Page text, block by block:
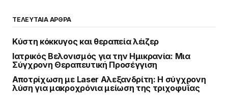
ΤΕΛΕΥΤΑΙΑ ΑΡΘΡΑ
Κύστη κόκκυγος και θεραπεία λέιζερ
Ιατρικός Βελονισμός για την Ημικρανία: Μια
Σύγχρονη Θεραπευτική Προσέγγιση
Αποτρίχωση με Laser Αλεξανδρίτη: Η σύγχρονη
λύση για μακροχρόνια μείωση της τριχοφυΐας